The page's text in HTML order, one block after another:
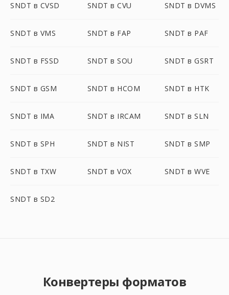
SNDT в CVSD SNDT в CVU SNDT в DVMS
SNDT в VMS SNDT в FAP SNDT в PAF
SNDT в FSSD SNDT в SOU SNDT в GSRT
SNDT в GSM SNDT в HCOM SNDT в HTK
SNDT в IMA SNDT в IRCAM SNDT в SLN
SNDT в SPH SNDT в NIST SNDT в SMP
SNDT в TXW SNDT в VOX SNDT в WVE
SNDT в SD2
Конвертеры форматов